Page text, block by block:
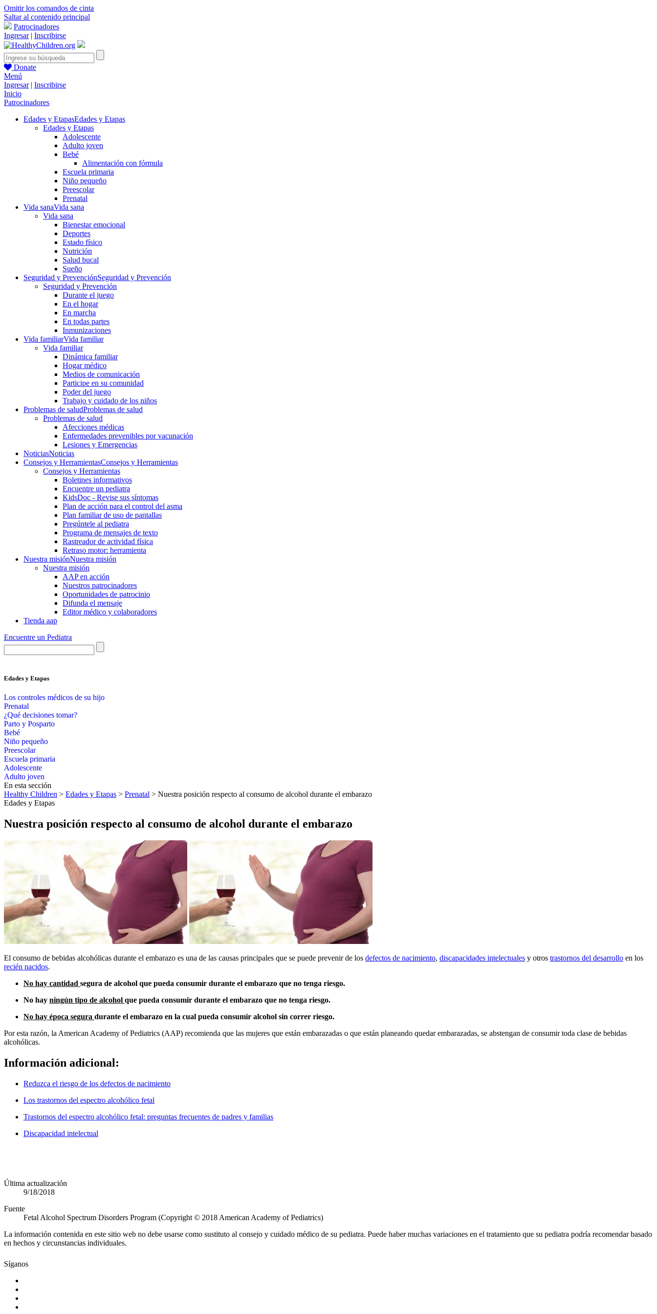
Omitir los comandos de cinta
Saltar al contenido principal
Patrocinadores
Ingresar| Inscribirse
Donate
Menú
Ingresar| Inscribirse
Inicio
Patrocinadores
Edades y EtapasEdades y Etapas
Edades y Etapas
Adolescente
Adulto joven
Bebé
Alimentación con fórmula
Escuela primaria
Niño pequeño
Preescolar
Prenatal
Vida sanaVida sana
Vida sana
Bienestar emocional
Deportes
Estado físico
Nutrición
Salud bucal
Sueño
Seguridad y PrevenciónSeguridad y Prevención
Seguridad y Prevención
Durante el juego
En el hogar
En marcha
En todas partes
Inmunizaciones
Vida familiarVida familiar
Vida familiar
Dinámica familiar
Hogar médico
Medios de comunicación
Participe en su comunidad
Poder del juego
Trabajo y cuidado de los niños
Problemas de saludProblemas de salud
Problemas de salud
Afecciones médicas
Enfermedades prevenibles por vacunación
Lesiones y Emergencias
NoticiasNoticias
Consejos y HerramientasConsejos y Herramientas
Consejos y Herramientas
Boletines informativos
Encuentre un pediatra
KidsDoc - Revise sus síntomas
Plan de acción para el control del asma
Plan familiar de uso de pantallas
Pregúntele al pediatra
Programa de mensajes de texto
Rastre​​ador de activida​d física
Retraso motor: herramienta
Nuestra misiónNuestra misión
Nuestra misión
AAP en acción
Nuestros patrocinadores
Oportunidades de patrocinio
Difunda el mensaje
Editor médico y colaboradores
Tienda aap
Encuentre un Pediatra
Edades y Etapas
Los controles médicos de su hijo
Prenatal
¿Qué decisiones tomar?
Parto y Posparto
Bebé
Niño pequeño
Preescolar
Escuela primaria
Adolescente
Adulto joven
En esta sección
Healthy Children > Edades y Etapas > Prenatal > Nuestra posición respecto al consumo de alcohol durante el embarazo
Edades y Etapas
Nuestra posición respecto al consumo de alcohol durante el embarazo
​El consumo de bebidas alcohólicas durante el embarazo es una de las causas principales que se puede prevenir de los defectos de nacimiento, discapacidades intelectuales y otros trastornos del desarrollo en los
recién nacidos.
No hay cantidad segura de alcohol que pueda consumir durante el embarazo que no tenga riesgo.
No hay ningún tipo de alcohol que pueda consumir durante el embarazo que no tenga riesgo.
No hay época segura durante el embarazo en la cual pueda consumir alcohol sin correr riesgo.
Por esta razón, la American Academy of Pediatrics (AAP) recomienda que las mujeres que están embarazadas o que están planeando quedar embarazadas, se abstengan de consumir toda clase de bebidas
alcohólicas.
Información adicional:
Reduzca el riesgo de los defectos de nacimiento
Los trastornos del espectro alcohólico fetal
Trastornos del espectro alcohólico fetal: preguntas frecuentes de padres y familias
Discapacidad intelectual
Última actualización
9/18/2018
Fuente
Fetal Alcohol Spectrum Disorders Program (Copyright © 2018 American Academy of Pediatrics)
La información contenida en este sitio web no debe usarse como sustituto al consejo y cuidado médico de su pediatra. Puede haber muchas variaciones en el tratamiento que su pediatra podría recomendar basado
en hechos y circunstancias individuales.
Síganos